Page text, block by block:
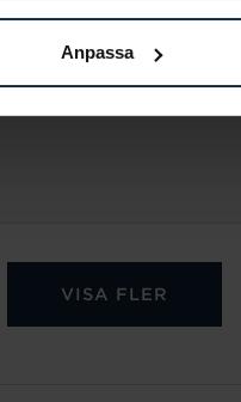
Anpassa
VISA FLER